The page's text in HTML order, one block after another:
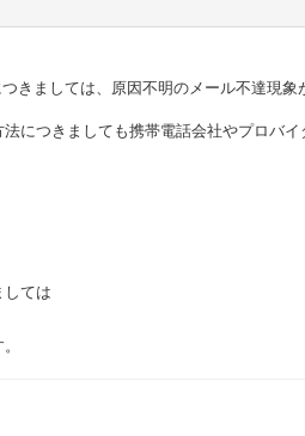
きましては、原因不明のメール不達現象
につきましても携帯電話会社やプロバイ
しては